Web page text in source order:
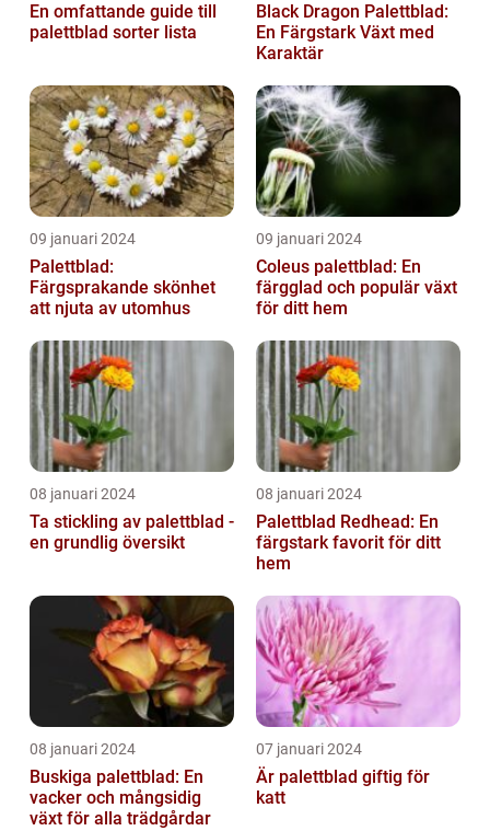
En omfattande guide till
palettblad sorter lista
Black Dragon Palettblad:
En Färgstark Växt med
Karaktär
09 januari 2024
Palettblad:
Färgsprakande skönhet
att njuta av utomhus
09 januari 2024
Coleus palettblad: En
färgglad och populär växt
för ditt hem
08 januari 2024
Ta stickling av palettblad -
en grundlig översikt
08 januari 2024
Palettblad Redhead: En
färgstark favorit för ditt
hem
08 januari 2024
Buskiga palettblad: En
vacker och mångsidig
växt för alla trädgårdar
07 januari 2024
Är palettblad giftig för
katt